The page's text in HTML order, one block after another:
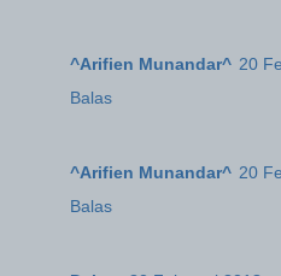
^Arifien Munandar^ 20
Balas
^Arifien Munandar^ 20
Balas